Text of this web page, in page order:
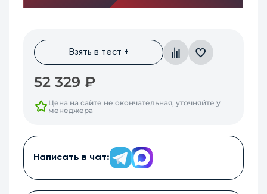
Взять в тест +
52 329₽
Цена на сайте не окончательная, уточняйте у
менеджера
Написать в чат: